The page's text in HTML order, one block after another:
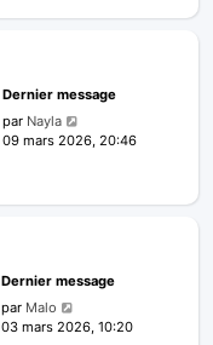
Dernier message
par Nayla
09 mars 2026, 20:46
Dernier message
par Malo
03 mars 2026, 10:20